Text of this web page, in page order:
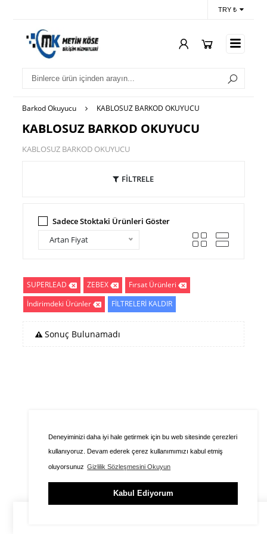
Deneyiminizi daha iyi hale getirmek için bu web sitesinde çerezleri
kullanıyoruz. Devam ederek çerez kullanımımızı kabul etmiş
oluyorsunuz Gizlilik Sözleşmesini Okuyun
Kabul Ediyorum
TRY ₺
Barkod Okuyucu KABLOSUZ BARKOD OKUYUCU
KABLOSUZ BARKOD OKUYUCU
KABLOSUZ BARKOD OKUYUCU
FİLTRELE
Sadece Stoktaki Ürünleri Göster
Artan Fiyat
SUPERLEAD ZEBEX
Fırsat Ürünleri
İndirimdeki Ürünler
FİLTRELERİ KALDIR
Sonuç Bulunamadı